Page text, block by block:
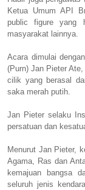
Ketua Umum API
public figure yang
masyarakat lainnya.
Acara dimulai
(Purn) Jan Pieter
cilik yang berasal
saka merah putih.
Jan Pieter selaku
persatuan dan
Menurut Jan Pieter,
Agama, Ras dan
kemajuan bangsa
seluruh jenis